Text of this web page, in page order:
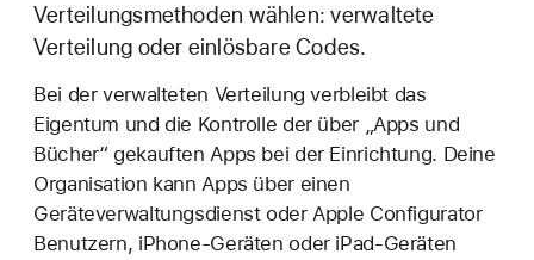
Verteilungsmethoden wählen: verwaltete
Verteilung oder einlösbare Codes.
Bei der verwalteten Verteilung verbleibt das
Eigentum und die Kontrolle der über „Apps und
Bücher“ gekauften Apps bei der Einrichtung. Deine
Organisation kann Apps über einen
Geräteverwaltungsdienst oder Apple Configurator
Benutzern, iPhone-Geräten oder iPad-Geräten